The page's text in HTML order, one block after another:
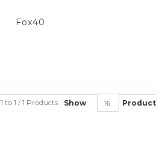
Fox40
Show Product
1 to 1 / 1 Products